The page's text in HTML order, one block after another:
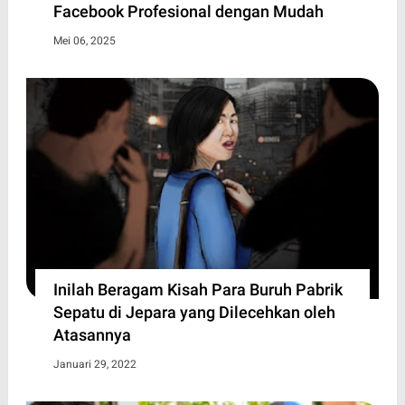
Facebook Profesional dengan Mudah
Mei 06, 2025
Inilah Beragam Kisah Para Buruh Pabrik
Sepatu di Jepara yang Dilecehkan oleh
Atasannya
Januari 29, 2022